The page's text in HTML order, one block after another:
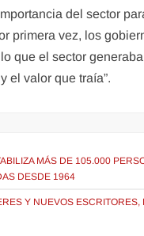
del sector
primera vez, los
que el sector
el valor que traía”.
MÁS DE 105.000
DESDE 1964
Y NUEVOS ESCRITORES,